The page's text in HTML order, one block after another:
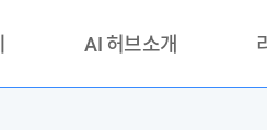
AI 허브소개